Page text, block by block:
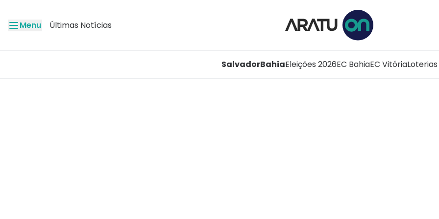
Menu Últimas Notícias
SalvadorBahiaEleições 2026EC BahiaEC VitóriaLoterias